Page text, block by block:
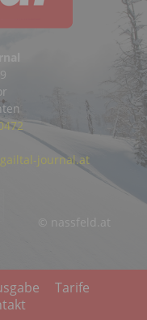
© nassfeld.at
journal.at
Tarife